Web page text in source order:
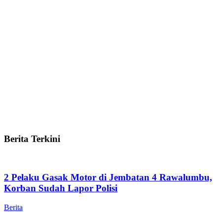
Berita Terkini
2 Pelaku Gasak Motor di Jembatan 4 Rawalumbu,
Korban Sudah Lapor Polisi
Berita